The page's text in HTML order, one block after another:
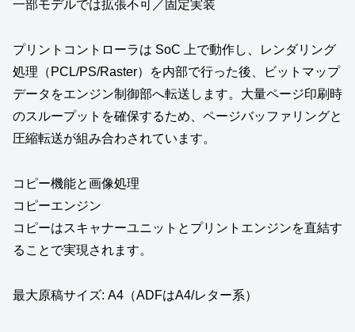
一部モデルでは拡張不可／固定実装
プリントコントローラは SoC 上で動作し、レンダリング
処理（PCL/PS/Raster）を内部で行った後、ビットマップ
データをエンジン制御部へ転送します。大量ページ印刷時
のスループットを確保するため、ページバッファリングと
圧縮転送が組み合わされています。
コピー機能と画像処理
コピーエンジン
コピーはスキャナーユニットとプリントエンジンを直結す
ることで実現されます。
最大原稿サイズ: A4（ADFはA4/レター系）